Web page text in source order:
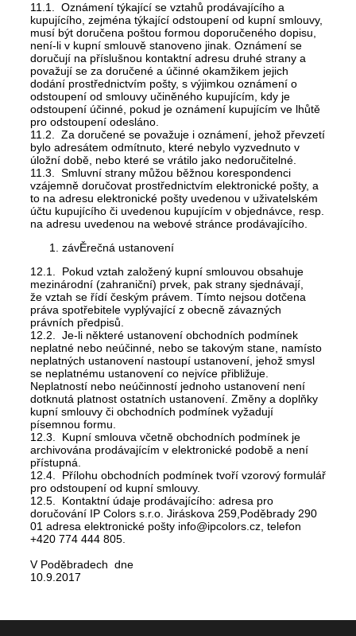
11.1. Oznámení týkající se vztahů prodávajícího a
kupujícího, zejména týkající odstoupení od kupní smlouvy,
musí být doručena poštou formou doporučeného dopisu,
není-li v kupní smlouvě stanoveno jinak. Oznámení se
doručují na příslušnou kontaktní adresu druhé strany a
považují se za doručené a účinné okamžikem jejich
dodání prostřednictvím pošty, s výjimkou oznámení o
odstoupení od smlouvy učiněného kupujícím, kdy je
odstoupení účinné, pokud je oznámení kupujícím ve lhůtě
pro odstoupení odesláno.
11.2. Za doručené se považuje i oznámení, jehož převzetí
bylo adresátem odmítnuto, které nebylo vyzvednuto v
úložní době, nebo které se vrátilo jako nedoručitelné.
11.3. Smluvní strany můžou běžnou korespondenci
vzájemně doručovat prostřednictvím elektronické pošty, a
to na adresu elektronické pošty uvedenou v uživatelském
účtu kupujícího či uvedenou kupujícím v objednávce, resp.
na adresu uvedenou na webové stránce prodávajícího.
závĚrečná ustanovení
12.1. Pokud vztah založený kupní smlouvou obsahuje
mezinárodní (zahraniční) prvek, pak strany sjednávají,
že vztah se řídí českým právem. Tímto nejsou dotčena
práva spotřebitele vyplývající z obecně závazných
právních předpisů.
12.2. Je-li některé ustanovení obchodních podmínek
neplatné nebo neúčinné, nebo se takovým stane, namísto
neplatných ustanovení nastoupí ustanovení, jehož smysl
se neplatnému ustanovení co nejvíce přibližuje.
Neplatností nebo neúčinností jednoho ustanovení není
dotknutá platnost ostatních ustanovení. Změny a doplňky
kupní smlouvy či obchodních podmínek vyžadují
písemnou formu.
12.3. Kupní smlouva včetně obchodních podmínek je
archivována prodávajícím v elektronické podobě a není
přístupná.
12.4. Přílohu obchodních podmínek tvoří vzorový formulář
pro odstoupení od kupní smlouvy.
12.5. Kontaktní údaje prodávajícího: adresa pro
doručování IP Colors s.r.o. Jiráskova 259,Poděbrady 290
01 adresa elektronické pošty info@ipcolors.cz, telefon
+420 774 444 805.
V Poděbradech dne